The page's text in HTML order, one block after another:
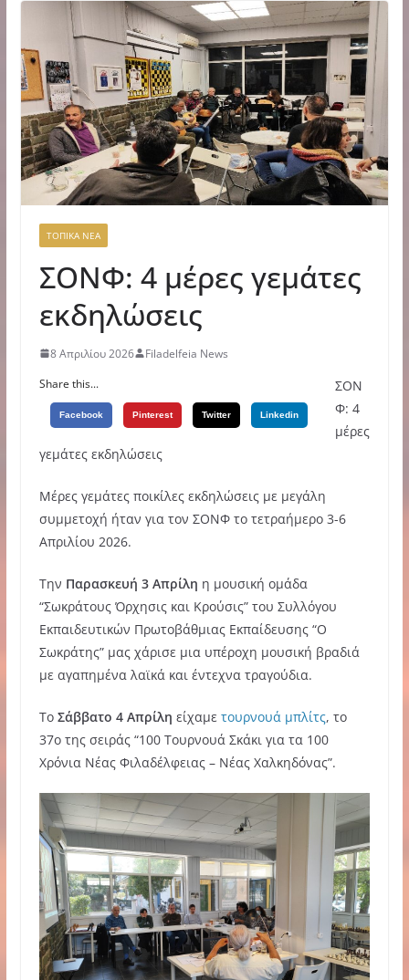
ΤΟΠΙΚΑ ΝΕΑ
ΣΟΝΦ: 4 μέρες γεμάτες
εκδηλώσεις
8 Απριλίου 2026
Filadelfeia News
Share this...
Facebook Pinterest Twitter Linkedin
ΣΟΝ
Φ: 4
μέρες
γεμάτες εκδηλώσεις
Μέρες γεμάτες ποικίλες εκδηλώσεις με μεγάλη
συμμετοχή ήταν για τον ΣΟΝΦ το τετραήμερο 3-6
Απριλίου 2026.
Την Παρασκευή 3 Απρίλη η μουσική ομάδα
“Σωκράτους Όρχησις και Κρούσις” του Συλλόγου
Εκπαιδευτικών Πρωτοβάθμιας Εκπαίδευσης “Ο
Σωκράτης” μας χάρισε μια υπέροχη μουσική βραδιά
με αγαπημένα λαϊκά και έντεχνα τραγούδια.
To Σάββατο 4 Απρίλη είχαμε τουρνουά μπλίτς, το
37ο της σειράς “100 Τουρνουά Σκάκι για τα 100
Χρόνια Νέας Φιλαδέλφειας – Νέας Χαλκηδόνας”.